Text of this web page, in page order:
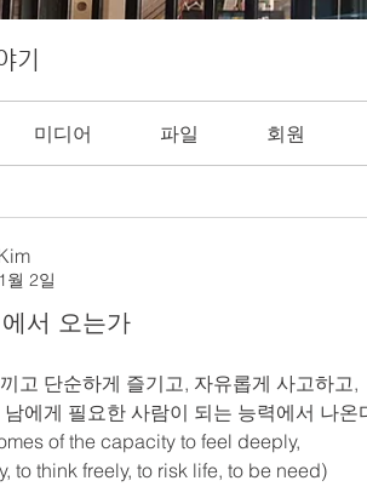
기
미디어 파일 회원
월 2일
서 오는가
고 단순하게 즐기고, 자유롭게 사고하고,
에게 필요한 사람이 되는 능력에서 나온
of the capacity to feel deeply,
to think freely, to risk life, to be need)